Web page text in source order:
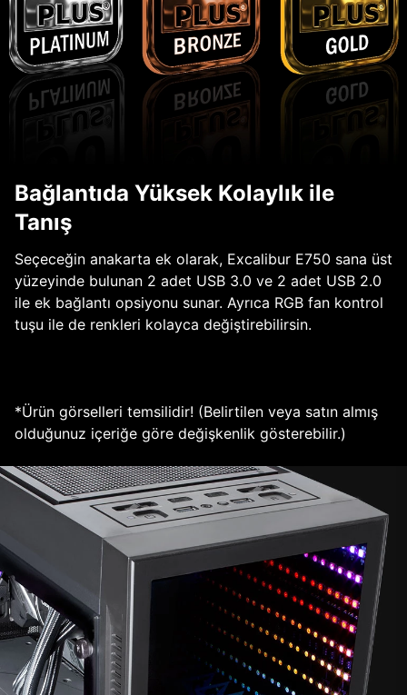
Bağlantıda Yüksek Kolaylık ile
Tanış
Seçeceğin anakarta ek olarak, Excalibur E750 sana üst
yüzeyinde bulunan 2 adet USB 3.0 ve 2 adet USB 2.0
ile ek bağlantı opsiyonu sunar. Ayrıca RGB fan kontrol
tuşu ile de renkleri kolayca değiştirebilirsin.
*Ürün görselleri temsilidir! (Belirtilen veya satın almış
olduğunuz içeriğe göre değişkenlik gösterebilir.)